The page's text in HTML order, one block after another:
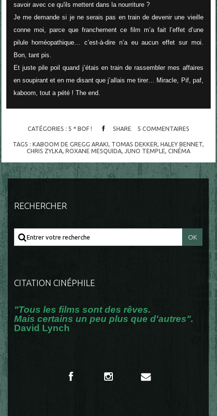
savoir avec ce qu'ils mettent dans la nourriture ?
Je me demande si je ne serais pas en train de devenir une vieille
conne moi, parce que franchement ce film m’a fait l’effet d’une
pilule homéopathique… c’est-à-dire n’a eu aucun effet sur moi.
Bon, tant pis.
Et juste pile poil quand j’étais en train de rassembler mes affaires
en soupirant et en me disant que j’allais me tirer… Miracle, Pif, paf,
kaboom, tout a pété ! The end.
CATÉGORIES : 5 * BOF ! SHARE 5 COMMENTAIRES
TAGS :KABOOM DE GREGG ARAKI, TOMAS DEKKER,HALEY BENNET,
CHRIS ZYLKA, ROXANE MESQUIDA, JUNO TEMPLE, CINÉMA
RECHERCHER
CITATION CINÉPHILE
"Tous les films sont des rêves.
Mais certains un peu plus que d'autres".
David Lynch